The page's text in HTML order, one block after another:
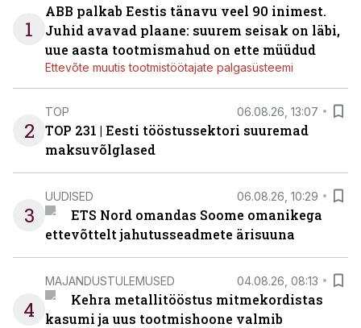
1
ABB palkab Eestis tänavu veel 90 inimest.
Juhid avavad plaane: suurem seisak on läbi,
uue aasta tootmismahud on ette müüdud
Ettevõte muutis tootmistöötajate palgasüsteemi
2
TOP 06.08.26, 13:07
TOP 231 | Eesti tööstussektori suuremad
maksuvõlglased
3
UUDISED 06.08.26, 10:29
ETS Nord omandas Soome omanikega
ettevõttelt jahutusseadmete ärisuuna
4
MAJANDUSTULEMUSED 04.08.26, 08:13
Kehra metallitööstus mitmekordistas
kasumi ja uus tootmishoone valmib